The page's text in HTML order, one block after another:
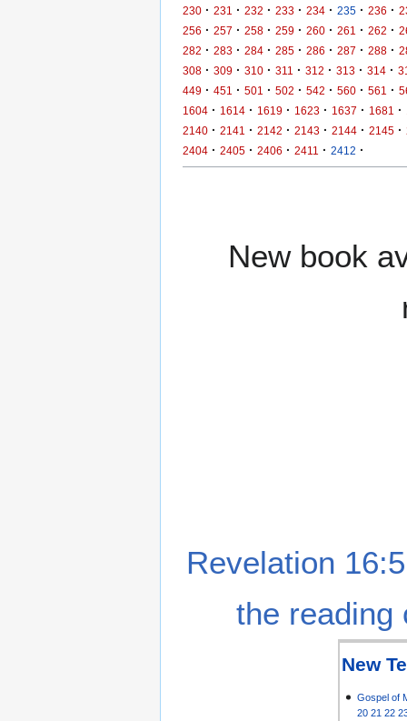
230 · 231 · 232 · 233 · 234 · 235 · 236 ·
256 · 257 · 258 · 259 · 260 · 261 · 262 ·
282 · 283 · 284 · 285 · 286 · 287 · 288 ·
308 · 309 · 310 · 311 · 312 · 313 · 314 ·
449 · 451 · 501 · 502 · 542 · 560 · 561 ·
1604 · 1614 · 1619 · 1623 · 1637 · 1681 ·
2140 · 2141 · 2142 · 2143 · 2144 · 2145 ·
2404 · 2405 · 2406 · 2411 · 2412 ·
New book
Revelation
the reading
New
Gospel of
20 21 22